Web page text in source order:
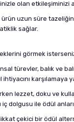
olan etkileşiminizi
ürün uzun süre
sağlar.
görmek
türevler, balık ve
karşılamaya
lezzet, doku ve
iç dolgusu ile ödül
çekici bir ödül